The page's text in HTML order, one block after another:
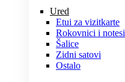
Ured
Etui za vizitkarte
Rokovnici i notesi
Šalice
Zidni satovi
Ostalo